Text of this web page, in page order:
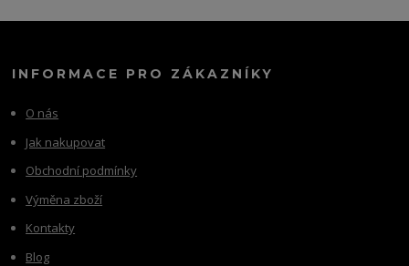
INFORMACE PRO ZÁKAZNÍKY
O nás
Jak nakupovat
Obchodní podmínky
Výměna zboží
Kontakty
Blog